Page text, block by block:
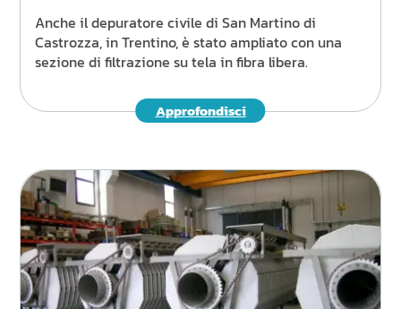
Anche il depuratore civile di San Martino di
Castrozza, in Trentino, è stato ampliato con una
sezione di filtrazione su tela in fibra libera.
Approfondisci